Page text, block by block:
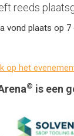
reeds
vond plaats op
op het
© is een